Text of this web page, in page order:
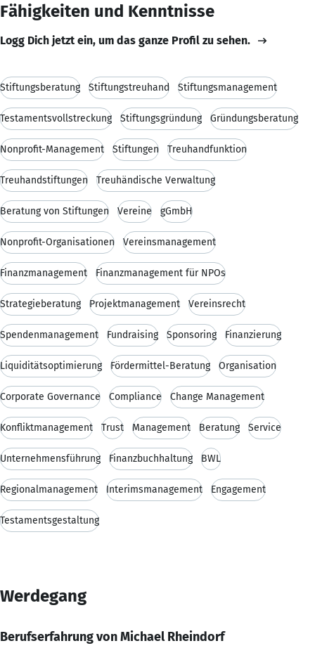
Fähigkeiten und Kenntnisse
Logg Dich jetzt ein, um das ganze Profil zu sehen.
Stiftungsberatung Stiftungstreuhand Stiftungsmanagement
Testamentsvollstreckung Stiftungsgründung Gründungsberatung
Nonprofit-Management Stiftungen Treuhandfunktion
Treuhandstiftungen Treuhändische Verwaltung
Beratung von Stiftungen Vereine gGmbH
Nonprofit-Organisationen Vereinsmanagement
Finanzmanagement Finanzmanagement für NPOs
Strategieberatung Projektmanagement Vereinsrecht
Spendenmanagement Fundraising Sponsoring Finanzierung
Liquiditätsoptimierung Fördermittel-Beratung Organisation
Corporate Governance Compliance Change Management
Konfliktmanagement Trust Management Beratung Service
Unternehmensführung Finanzbuchhaltung BWL
Regionalmanagement Interimsmanagement Engagement
Testamentsgestaltung
Werdegang
Berufserfahrung von Michael Rheindorf